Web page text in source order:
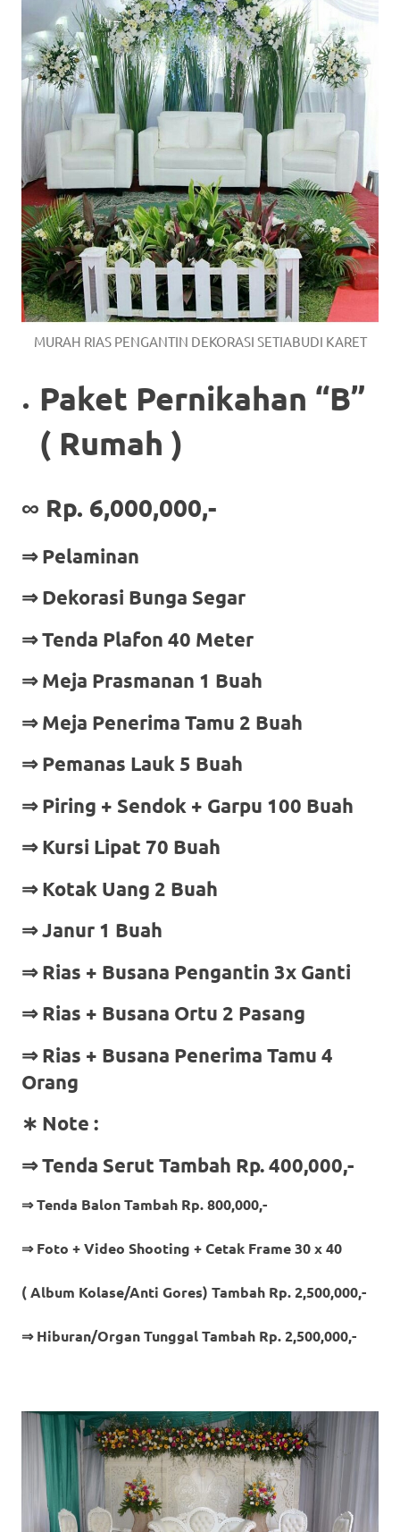
MURAH RIAS PENGANTIN DEKORASI SETIABUDI KARET
Paket Pernikahan “B”
( Rumah )
∞ Rp. 6,000,000,-
⇒ Pelaminan
⇒ Dekorasi Bunga Segar
⇒ Tenda Plafon 40 Meter
⇒ Meja Prasmanan 1 Buah
⇒ Meja Penerima Tamu 2 Buah
⇒ Pemanas Lauk 5 Buah
⇒ Piring + Sendok + Garpu 100 Buah
⇒ Kursi Lipat 70 Buah
⇒ Kotak Uang 2 Buah
⇒ Janur 1 Buah
⇒ Rias + Busana Pengantin 3x Ganti
⇒ Rias + Busana Ortu 2 Pasang
⇒ Rias + Busana Penerima Tamu 4
Orang
∗ Note :
⇒ Tenda Serut Tambah Rp. 400,000,-
⇒ Tenda Balon Tambah Rp. 800,000,-
⇒ Foto + Video Shooting + Cetak Frame 30 x 40
( Album Kolase/Anti Gores) Tambah Rp. 2,500,000,-
⇒ Hiburan/Organ Tunggal Tambah Rp. 2,500,000,-